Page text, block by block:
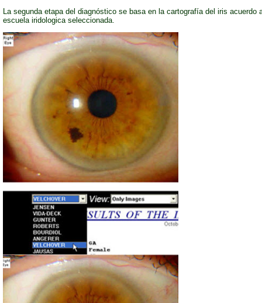
La segunda etapa del diagnóstico se basa en la cartografía del iris acuerdo
escuela iridologica seleccionada.